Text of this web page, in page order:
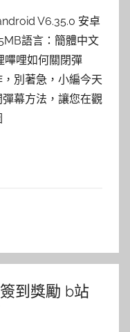
V6.35.0 安卓
語言：簡體中文
嗶哩如何關閉彈
別著急，小編今天
幕方法，讓您在觀
到獎勵 b站